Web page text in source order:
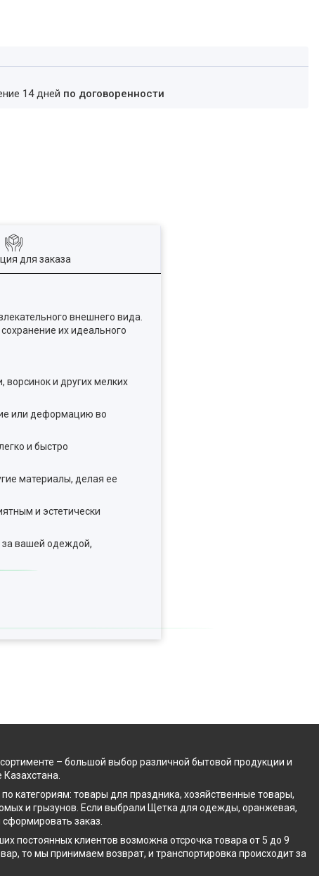
14 дней по договоренности
для заказа
внешнего вида.
их идеального
и других мелких
или деформацию во
и быстро
материалы, делая ее
и эстетически
за вашей одеждой,
– большой выбор различной бытовой продукции и
категориям: товары для праздника, хозяйственные товары,
и грызунов. Если выбрали Щетка для одежды, оранжевая,
заказ.
постоянных клиентов возможна отсрочка товара от 5 до 9
то мы принимаем возврат, и транспортировка происходит за